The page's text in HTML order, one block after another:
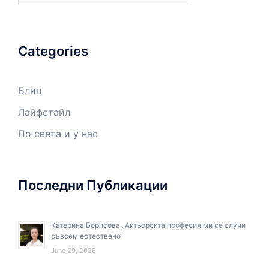
Categories
Блиц
Лайфстайл
По света и у нас
Последни Публикации
Катерина Борисова „Актьорскта професия ми се случи
съвсем естествено“
June 29, 2026